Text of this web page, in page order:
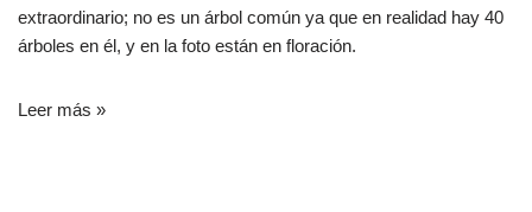
extraordinario; no es un árbol común ya que en realidad hay 40
árboles en él, y en la foto están en floración.
Leer más »